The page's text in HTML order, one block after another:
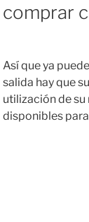
comprar
Así que ya
salida hay que
utilización de su
disponibles